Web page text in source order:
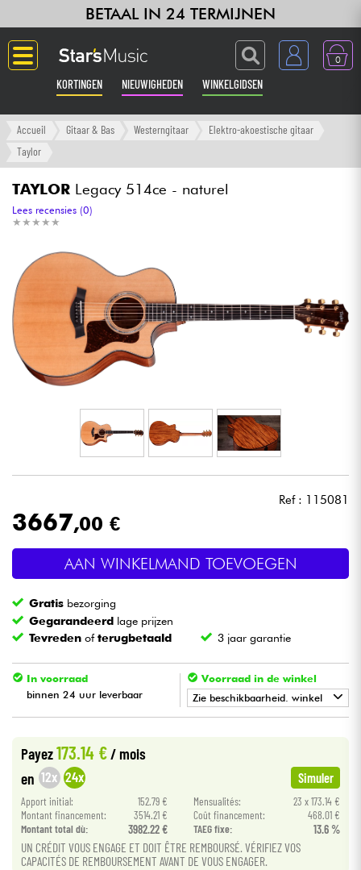
BETAAL IN 24 TERMIJNEN
0
KORTINGEN NIEUWIGHEDEN WINKELGIDSEN
Langue
Versterker & Effecten
Toetsenbord & Piano
Synths & samplers
Home-studio
Hoofdtelefoon
Microfoon
Licht
Blaasinstrument
Viool & Quatuor
Kinderen
Kabels & toebehoren
HiFi
Sets
Accueil Gitaar & Bas Westerngitaar
Elektro-akoestische gitaar
Taylor
TAYLOR Legacy 514ce - naturel
★ ★ ★ ★ ★
★ ★ ★ ★ ★
Lees recensies (0)
Ref : 115081
3667,00 €
AAN WINKELMAND TOEVOEGEN
Gratis bezorging
Gegarandeerd lage prijzen
Tevreden ofterugbetaald 3 jaar garantie
In voorraad
binnen 24 uur leverbaar
Voorraad in de winkel
Zie beschikbaarheid. winkel
BRUXELLES
Star'SMusic
• SMusic
Payez173.14 € / mois
en 12x 24x Simuler
Apport initial: 152.79 € Mensualités:
23 x 173.14 €
Montant financement:
3514.21 € Coût financement:
468.01 €
Montant total dù:
3982.22 € TAEG fixe: 13.6 %
UN CRÉDIT VOUS ENGAGE ET DOIT ÊTRE REMBOURSÉ. VÉRIFIEZ VOS
CAPACITÉS DE REMBOURSEMENT AVANT DE VOUS ENGAGER.